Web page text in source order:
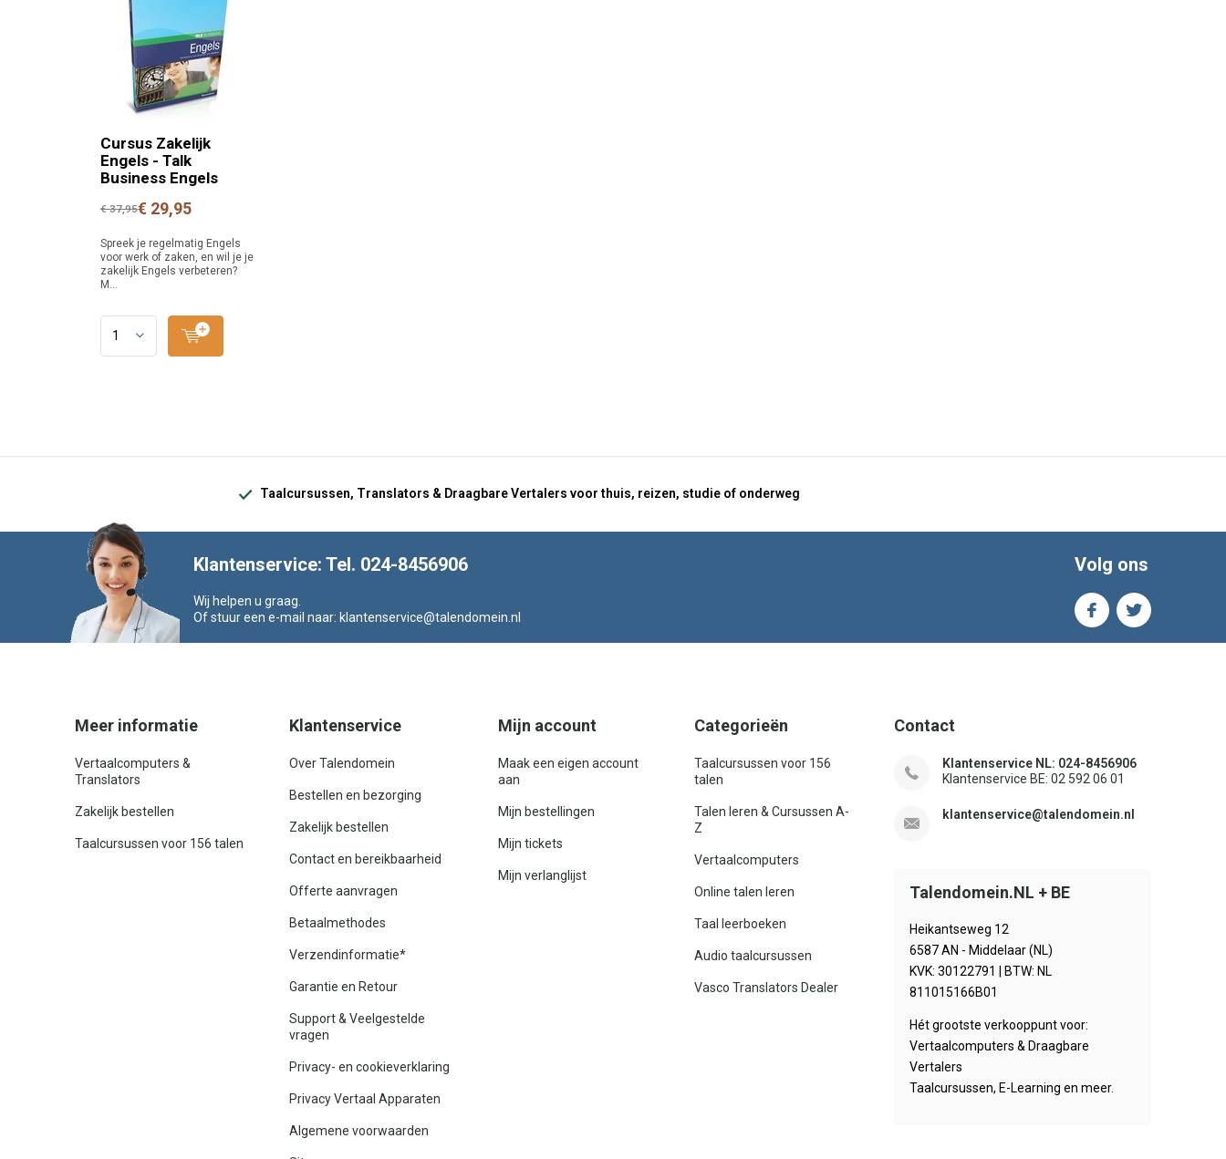
Cursus Zakelijk
Engels - Talk
Business Engels
€ 37,95€ 29,95
Spreek je regelmatig Engels
voor werk of zaken, en wil je je
zakelijk Engels verbeteren?
M...
Taalcursussen, Translators & Draagbare Vertalers voor thuis, reizen, studie of onderweg
Klantenservice: Tel. 024-8456906
Wij helpen u graag.
Of stuur een e-mail naar: klantenservice@talendomein.nl
Volg ons
Meer informatie
Vertaalcomputers &
Translators
Zakelijk bestellen
Taalcursussen voor 156 talen
Klantenservice
Over Talendomein
Bestellen en bezorging
Zakelijk bestellen
Contact en bereikbaarheid
Offerte aanvragen
Betaalmethodes
Verzendinformatie*
Garantie en Retour
Support & Veelgestelde
vragen
Privacy- en cookieverklaring
Privacy Vertaal Apparaten
Algemene voorwaarden
Mijn account
Maak een eigen account
aan
Mijn bestellingen
Mijn tickets
Mijn verlanglijst
Categorieën
Taalcursussen voor 156
talen
Talen leren & Cursussen A-
Z
Vertaalcomputers
Online talen leren
Taal leerboeken
Audio taalcursussen
Vasco Translators Dealer
Contact
Klantenservice NL: 024-8456906
Klantenservice BE: 02 592 06 01
klantenservice@talendomein.nl
Talendomein.NL + BE
Heikantseweg 12
6587 AN - Middelaar (NL)
KVK: 30122791 | BTW: NL
811015166B01
Hét grootste verkooppunt voor:
Vertaalcomputers & Draagbare
Vertalers
Taalcursussen, E-Learning en meer.